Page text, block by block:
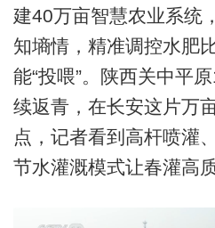
建40万亩智慧农业系统
知墒情，精准调控水肥
能“投喂”。陕西关中平
续返青，在长安这片万
点，记者看到高杆喷灌
节水灌溉模式让春灌高